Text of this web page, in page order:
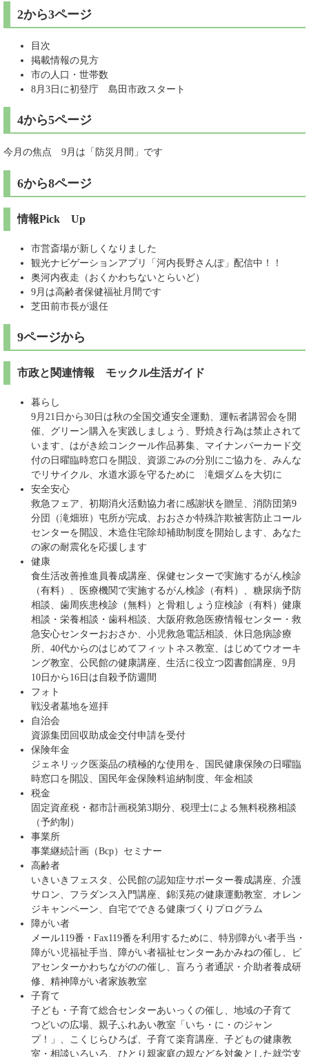
2から3ページ
目次
掲載情報の見方
市の人口・世帯数
8月3日に初登庁 島田市政スタート
4から5ページ
今月の焦点 9月は「防災月間」です
6から8ページ
情報Pick Up
市営斎場が新しくなりました
観光ナビゲーションアプリ「河内長野さんぽ」配信中！！
奥河内夜走（おくかわちないとらいど）
9月は高齢者保健福祉月間です
芝田前市長が退任
9ページから
市政と関連情報 モックル生活ガイド
暮らし
9月21日から30日は秋の全国交通安全運動、運転者講習会を開
催、グリーン購入を実践しましょう、野焼き行為は禁止されて
います、はがき絵コンクール作品募集、マイナンバーカード交
付の日曜臨時窓口を開設、資源ごみの分別にご協力を、みんな
でリサイクル、水道水源を守るために 滝畑ダムを大切に
安全安心
救急フェア、初期消火活動協力者に感謝状を贈呈、消防団第9
分団（滝畑班）屯所が完成、おおさか特殊詐欺被害防止コール
センターを開設、木造住宅除却補助制度を開始します、あなた
の家の耐震化を応援します
健康
食生活改善推進員養成講座、保健センターで実施するがん検診
（有料）、医療機関で実施するがん検診（有料）、糖尿病予防
相談、歯周疾患検診（無料）と骨粗しょう症検診（有料）健康
相談・栄養相談・歯科相談、大阪府救急医療情報センター・救
急安心センターおおさか、小児救急電話相談、休日急病診療
所、40代からのはじめてフィットネス教室、はじめてウオーキ
ング教室、公民館の健康講座、生活に役立つ図書館講座、9月
10日から16日は自殺予防週間
フォト
戦没者墓地を巡拝
自治会
資源集団回収助成金交付申請を受付
保険年金
ジェネリック医薬品の積極的な使用を、国民健康保険の日曜臨
時窓口を開設、国民年金保険料追納制度、年金相談
税金
固定資産税・都市計画税第3期分、税理士による無料税務相談
（予約制）
事業所
事業継続計画（Bcp）セミナー
高齢者
いきいきフェスタ、公民館の認知症サポーター養成講座、介護
サロン、フラダンス入門講座、錦渓苑の健康運動教室、オレン
ジキャンペーン、自宅でできる健康づくりプログラム
障がい者
メール119番・Fax119番を利用するために、特別障がい者手当・
障がい児福祉手当、障がい者福祉センターあかみねの催し、ピ
アセンターかわちながのの催し、盲ろう者通訳・介助者養成研
修、精神障がい者家族教室
子育て
子ども・子育て総合センターあいっくの催し、地域の子育て
つどいの広場、親子ふれあい教室「いち・に・のジャン
プ！」、こくじらひろば、子育て楽育講座、子どもの健康教
室・相談いろいろ、ひとり親家庭の親などを対象とした就労支